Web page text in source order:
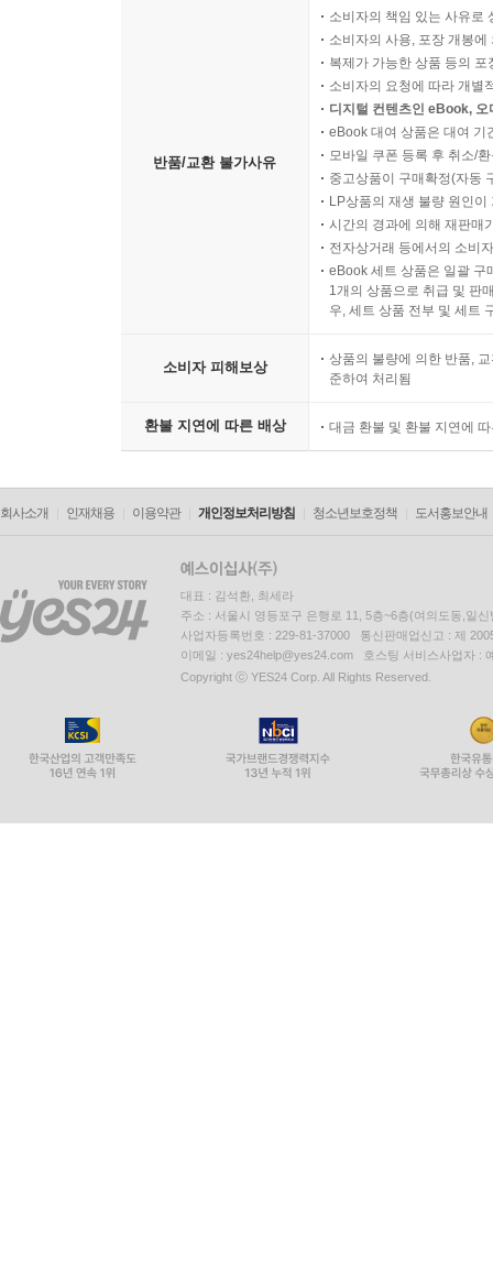
반품/교환 불가사유
소비자의 책임 있는 사유로
소비자의 사용, 포장 개봉
복제가 가능한 상품 등의
소비자의 요청에 따라 개별
디지털 컨텐츠인 eBook,
eBook 대여 상품은 대여 기
모바일 쿠폰 등록 후 취소/
중고상품이 구매확정(자동
LP상품의 재생 불량 원인
시간의 경과에 의해 재판매
전자상거래 등에서의 소비
eBook 세트 상품은 일괄 구
1개의 상품으로 취급 및 판
우, 세트 상품 전부 및 세트
소비자 피해보상
상품의 불량에 의한 반품,
준하여 처리됨
환불 지연에 따른 배상 대금 환불 및 환불 지연에
회사소개 인재채용 이용약관 개인정보처리방침 청소년보호정책 도서홍보안내
대표 : 김석환, 최세라
주소 : 서울시 영등포구 은행로 11, 5층~6층(여의도동,일신
사업자등록번호 : 229-81-37000 통신판매업신고 : 제
이메일 : yes24help@yes24.com 호스팅 서비스사업자 :
Copyright ⓒ YES24 Corp. All Rights Reserved.